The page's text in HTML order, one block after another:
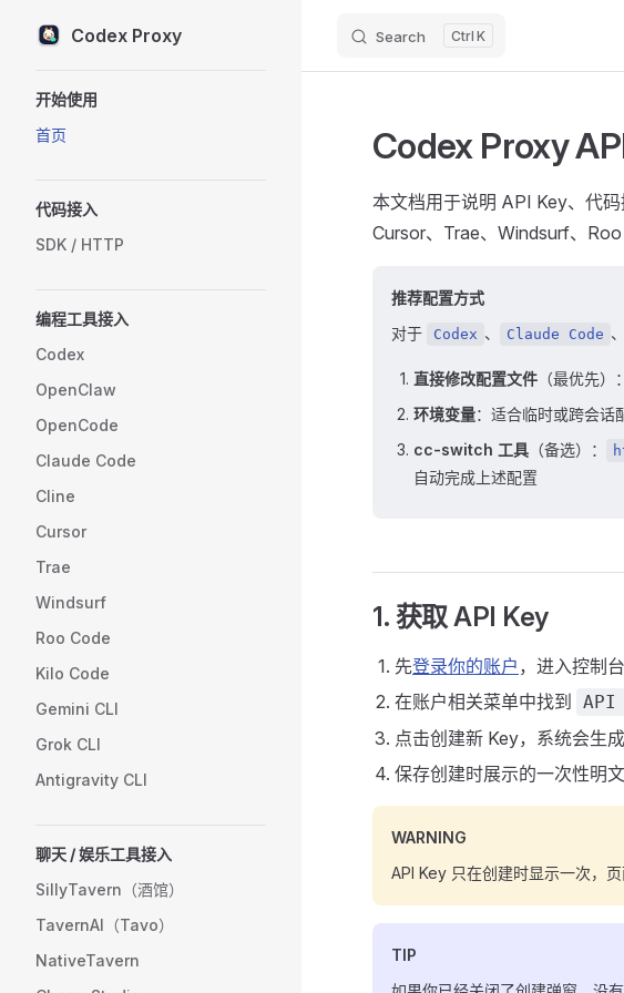
Skip to content
Codex Proxy Search K
开始使用
首页
代码接入
SDK / HTTP
编程工具接入
Codex
OpenClaw
OpenCode
Claude Code
Cline
Cursor
Trae
Windsurf
Roo Code
Kilo Code
Gemini CLI
Grok CLI
Antigravity CLI
聊天 / 娱乐工具接入
SillyTavern（酒馆）
TavernAI（Tavo）
NativeTavern
Codex Proxy
本文档用于说明 API Key、代
Cursor、Trae、Windsurf、
推荐配置方式
对于
Codex 、 Claude Code 、
直接修改配置文件 （最优先
环境变量：适合临时或跨会话
cc-switch 工具 （备选）：
自动完成上述配置
1. 获取 API Key
先登录你的账户 ，进入控制
在账户相关菜单中找到
API
点击创建新 Key，系统会生
保存创建时展示的一次性明
WARNING
API Key 只在创建时显示一次，
TIP